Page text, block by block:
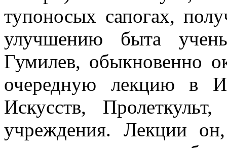
тупоносых сапогах,
улучшению быта
Гумилев, обыкновенно
очередную лекцию в
Искусств,
учреждения. Лекции